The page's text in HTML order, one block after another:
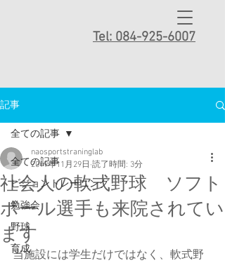
Tel: 084-925-6007
記事
全ての記事
ビジョントレーニング
勉強会
野球
育成
全ての記事
社会人の軟式野球 ソフト
ボール選手も来院されてい
ます
naosportstraninglab
2019年11月29日 読了時間: 3分
当施設には学生だけではなく、軟式野